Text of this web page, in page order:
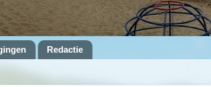
Redactie